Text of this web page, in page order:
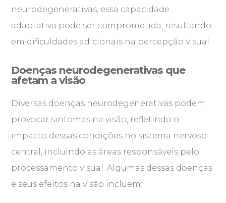
neurodegenerativas, essa capacidade
adaptativa pode ser comprometida, resultando
em dificuldades adicionais na percepção visual.
Doenças neurodegenerativas que
afetam a visão
Diversas doenças neurodegenerativas podem
provocar sintomas na visão, refletindo o
impacto dessas condições no sistema nervoso
central, incluindo as áreas responsáveis pelo
processamento visual. Algumas dessas doenças
e seus efeitos na visão incluem: